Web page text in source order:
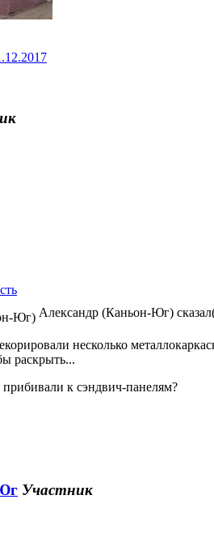
Александр (Каньон-Юг)
несколько
раскрыть...
к сэндвич-панелям?
Участник